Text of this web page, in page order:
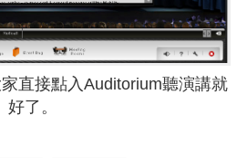
直接點入Auditorium聽演講就
好了。